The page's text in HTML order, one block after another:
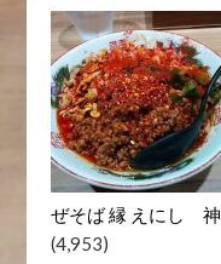
ぜそば 縁 えにし
(4,953)